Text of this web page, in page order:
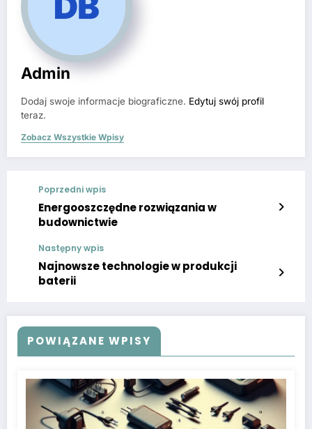
Admin
Dodaj swoje informacje biograficzne. Edytuj swój profil
teraz.
Zobacz Wszystkie Wpisy
Poprzedni wpis
Energooszczędne rozwiązania w
budownictwie
Następny wpis
Najnowsze technologie w produkcji
baterii
POWIĄZANE WPISY